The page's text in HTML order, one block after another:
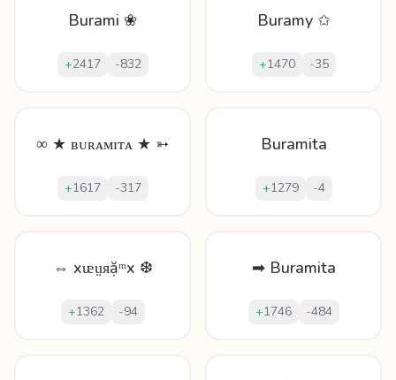
Burami ❀
+2417 -832
Buramy ✩
+1470 -35
∞ ★ ʙᴜʀᴀᴍɪᴛᴀ ★ ➳
+1617 -317
Buramita
+1279 -4
⇔ xᵫṳᴙặᵐx ❆
+1362 -94
➡ Buramita
+1746 -484